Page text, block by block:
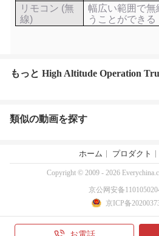
リモコン (無
線)
幅広い範囲で
うことができる
もっと High Altitude Operation
類似の動画を探す
お電話
ホーム プロダクト
Copyright © 2009 - 2026
京公网安备
京ICP备